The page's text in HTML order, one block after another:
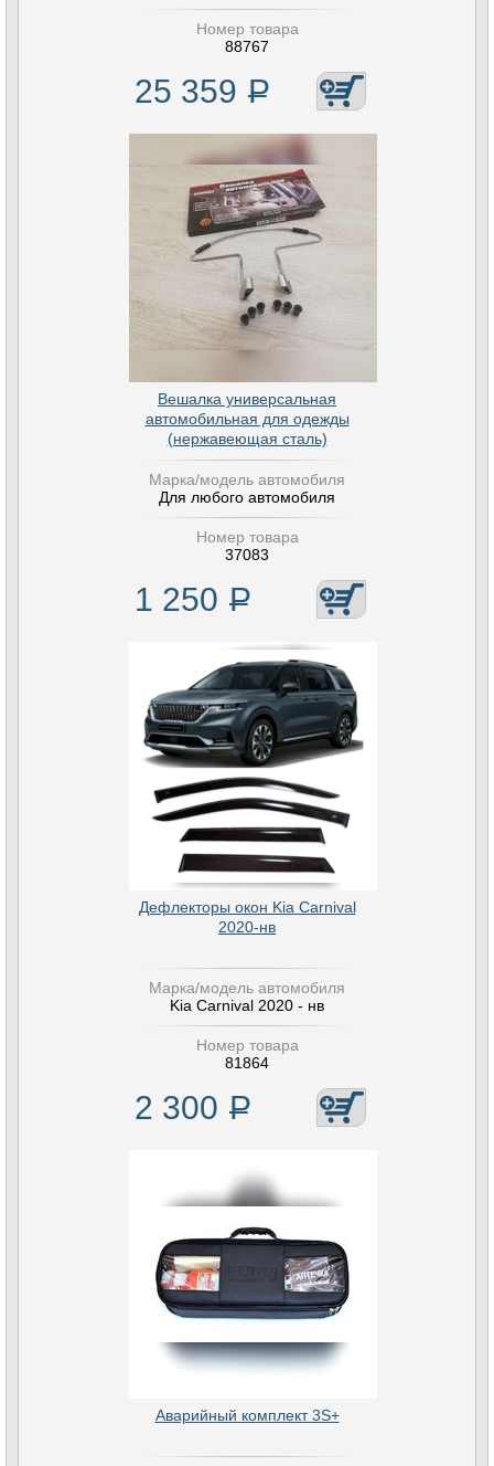
Номер товара
88767
25 359 Р
Вешалка универсальная
автомобильная для одежды
(нержавеющая сталь)
Марка/модель автомобиля
Для любого автомобиля
Номер товара
37083
1 250 Р
Дефлекторы окон Kia Carnival
2020-нв
Марка/модель автомобиля
Kia Carnival 2020 - нв
Номер товара
81864
2 300 Р
Аварийный комплект 3S+